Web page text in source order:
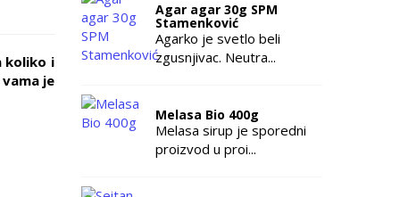
koliko i
je
Agar agar 30g SPM
Stamenković
Agarko je svetlo beli
zgusnjivac. Neutra...
Melasa Bio 400g
Melasa sirup je sporedni
proizvod u proi...